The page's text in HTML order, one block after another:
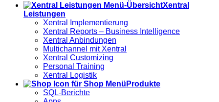
Xentral
Leistungen
Xentral Implementierung
Xentral Reports – Business Intelligence
Xentral Anbindungen
Multichannel mit Xentral
Xentral Customizing
Personal Training
Xentral Logistik
Produkte
SQL-Berichte